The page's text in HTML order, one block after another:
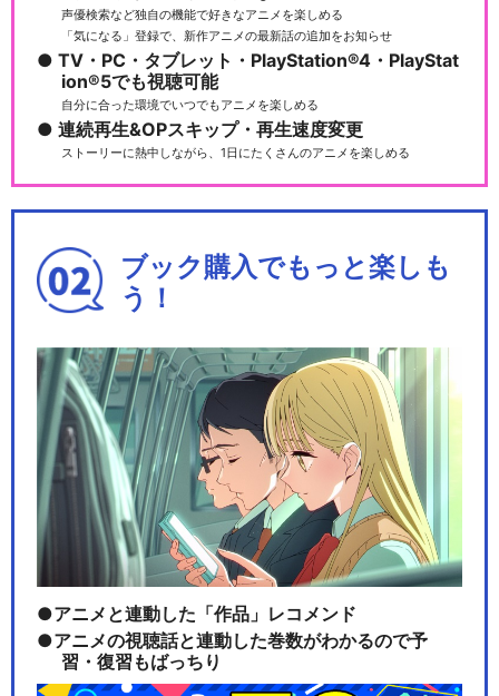
声優検索など独自の機能で好きなアニメを楽しめる
「気になる」登録で、新作アニメの最新話の追加をお知らせ
TV・PC・タブレット・PlayStation®4・PlayStat
ion®5でも視聴可能
自分に合った環境でいつでもアニメを楽しめる
連続再生&OPスキップ・再生速度変更
ストーリーに熱中しながら、1日にたくさんのアニメを楽しめる
ブック購入でもっと楽しも
う！
アニメと連動した「作品」レコメンド
アニメの視聴話と連動した巻数がわかるので予
習・復習もばっちり